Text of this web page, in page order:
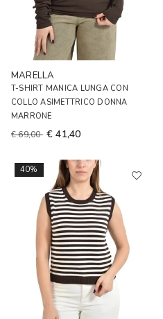
MARELLA
T-SHIRT MANICA LUNGA CON
COLLO ASIMETTRICO DONNA
MARRONE
€ 69,00 € 41,40
40%